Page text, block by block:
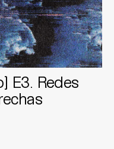
E3. Redes